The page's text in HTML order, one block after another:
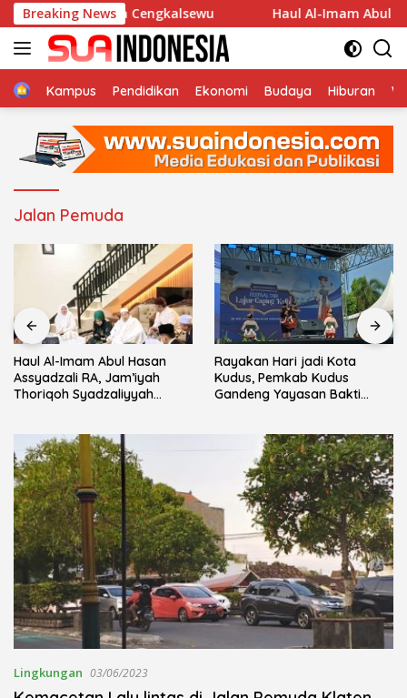
Langsung
ke
konten
Breaking News
An-Nur Desa Cengkalsewu Haul Al-Imam Abul
HomeKampus Pendidikan Ekonomi Budaya Hiburan
Jalan Pemuda
Haul Al-Imam Abul Hasan
Assyadzali RA, Jam’iyah
Thoriqoh Syadzaliyyah
Rayakan Hari jadi Kota
Kudus, Pemkab Kudus
Gandeng Yayasan Bakti
Lingkungan 03/06/2023